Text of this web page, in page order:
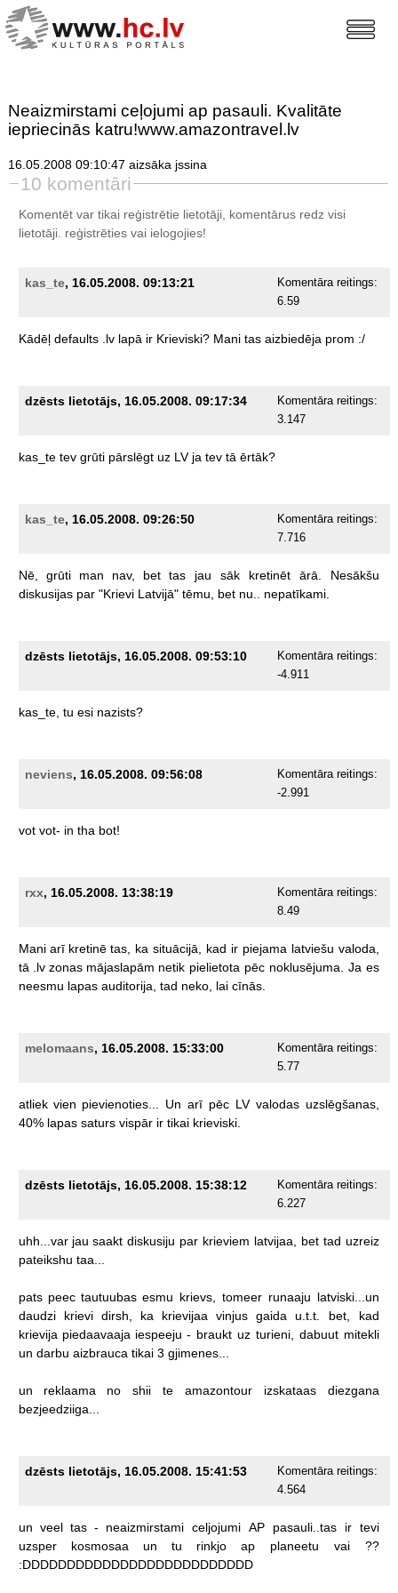
Neaizmirstami ceļojumi ap pasauli. Kvalitāte
iepriecinās katru!www.amazontravel.lv
16.05.2008 09:10:47 aizsāka jssina
10 komentāri
Komentēt var tikai reģistrētie lietotāji, komentārus redz visi
lietotāji. reģistrētiesvai ielogojies!
kas_te, 16.05.2008. 09:13:21
Komentāra reitings:
6.59
Kādēļ defaults .lv lapā ir Krieviski? Mani tas aizbiedēja prom :/
dzēsts lietotājs, 16.05.2008. 09:17:34
Komentāra reitings:
3.147
kas_te tev grūti pārslēgt uz LV ja tev tā ērtāk?
kas_te, 16.05.2008. 09:26:50
Komentāra reitings:
7.716
Nē, grūti man nav, bet tas jau sāk kretinēt ārā.
Nesākšu
diskusijas par "Krievi Latvijā" tēmu, bet nu.. nepatīkami.
dzēsts lietotājs, 16.05.2008. 09:53:10
Komentāra reitings:
-4.911
kas_te, tu esi nazists?
neviens, 16.05.2008. 09:56:08
Komentāra reitings:
-2.991
vot vot- in tha bot!
rxx, 16.05.2008. 13:38:19
Komentāra reitings:
8.49
Mani arī kretinē tas, ka situācijā, kad ir piejama latviešu valoda,
tā
.lv zonas mājaslapām netik pielietota pēc noklusējuma. Ja es
neesmu lapas auditorija, tad neko, lai cīnās.
melomaans, 16.05.2008. 15:33:00
Komentāra reitings:
5.77
atliek vien pievienoties... Un arī pēc LV valodas uzslēgšanas,
40% lapas saturs vispār ir tikai krieviski.
dzēsts lietotājs, 16.05.2008. 15:38:12
Komentāra reitings:
6.227
uhh...var jau saakt diskusiju par krieviem latvijaa, bet tad uzreiz
pateikshu taa...
pats peec tautuubas esmu krievs, tomeer runaaju latviski...un
daudzi
krievi dirsh, ka krievijaa vinjus gaida u.t.t. bet,
kad
krievija piedaavaaja iespeeju - braukt uz turieni, dabuut mitekli
un darbu aizbrauca tikai 3 gjimenes...
un reklaama no shii te amazontour izskataas
diezgana
bezjeedziiga...
dzēsts lietotājs, 16.05.2008. 15:41:53
Komentāra reitings:
4.564
un veel tas - neaizmirstami celjojumi AP pasauli..tas ir tevi
uzsper
kosmosaa un tu rinkjo ap planeetu vai
??
:DDDDDDDDDDDDDDDDDDDDDDDDDD